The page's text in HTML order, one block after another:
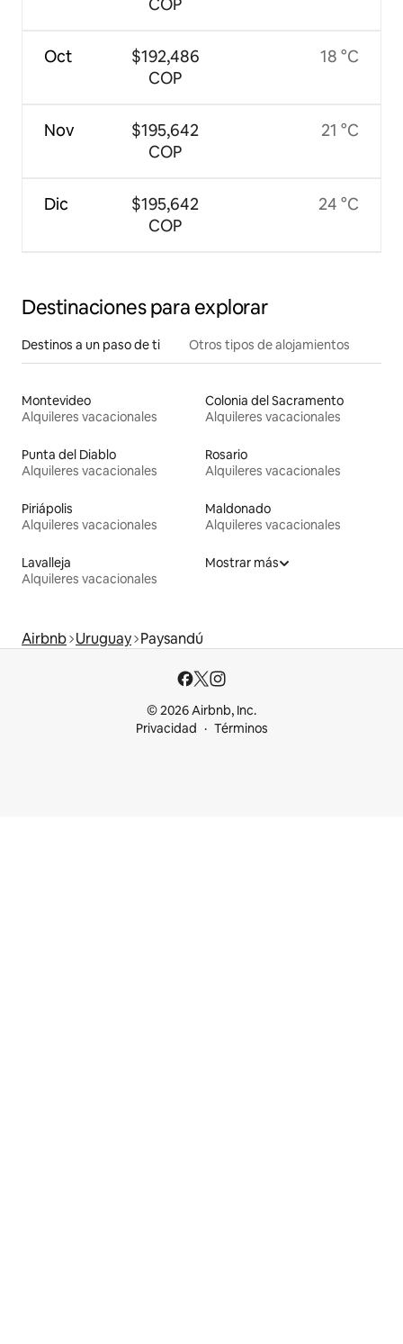
Oct
Nov
Dic
$192,486
COP
$195,642
COP
$195,642
COP
18 °C
21 °C
24 °C
Destinaciones para explorar
Destinos a un paso de ti Otros tipos de alojamientos
Montevideo
Alquileres vacacionales
Colonia del Sacramento
Alquileres vacacionales
Punta del Diablo
Alquileres vacacionales
Rosario
Alquileres vacacionales
Piriápolis
Alquileres vacacionales
Maldonado
Alquileres vacacionales
Lavalleja
Alquileres vacacionales
Mostrar más
Airbnb Uruguay Paysandú
© 2026 Airbnb, Inc.
Privacidad
Términos